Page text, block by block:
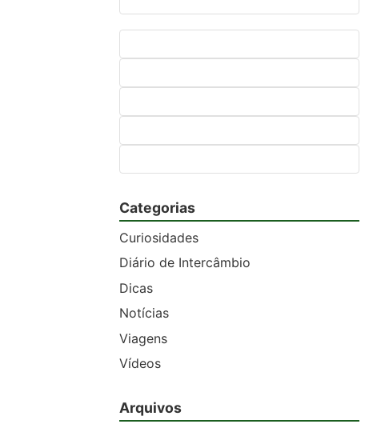
Categorias
Curiosidades
Diário de Intercâmbio
Dicas
Notícias
Viagens
Vídeos
Arquivos